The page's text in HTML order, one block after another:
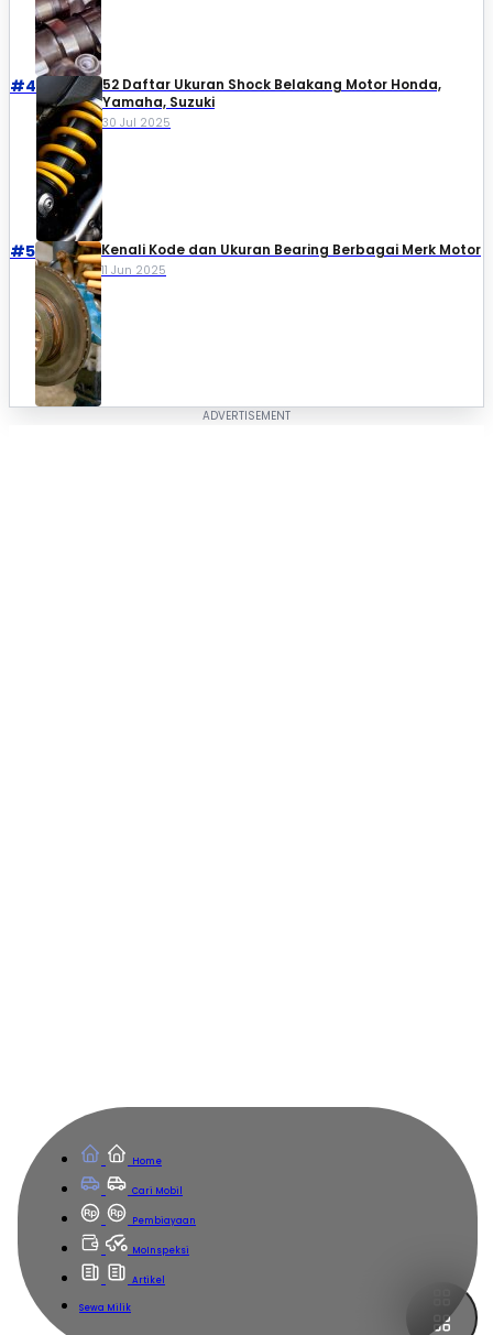
Home
Cari Mobil
Pembiayaan
MoInspeksi
Artikel
Sewa Milik
#4
52 Daftar Ukuran Shock Belakang Motor Honda,
Yamaha, Suzuki​
30 Jul 2025
#5 Kenali Kode dan Ukuran Bearing Berbagai Merk Motor
11 Jun 2025